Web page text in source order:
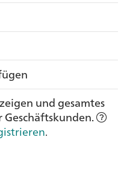
und gesamtes
.